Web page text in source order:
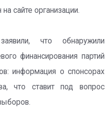
сайте организации.
что обнаружили
финансирования партий
информация о спонсорах
что ставит под вопрос